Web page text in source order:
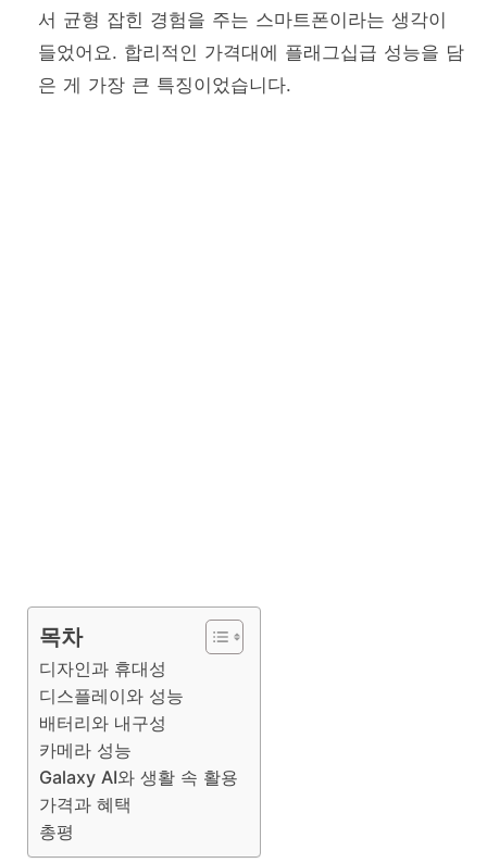
서 균형 잡힌 경험을 주는 스마트폰이라는 생각이
들었어요. 합리적인 가격대에 플래그십급 성능을 담
은 게 가장 큰 특징이었습니다.
목차
디자인과 휴대성
디스플레이와 성능
배터리와 내구성
카메라 성능
Galaxy AI와 생활 속 활용
가격과 혜택
총평